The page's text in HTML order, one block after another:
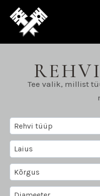
Tee valik, millist